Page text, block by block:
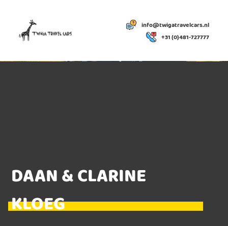
info@twigatravelcars.nl
+31 (0)481-727777
DAAN & CLARINE
KLOEG